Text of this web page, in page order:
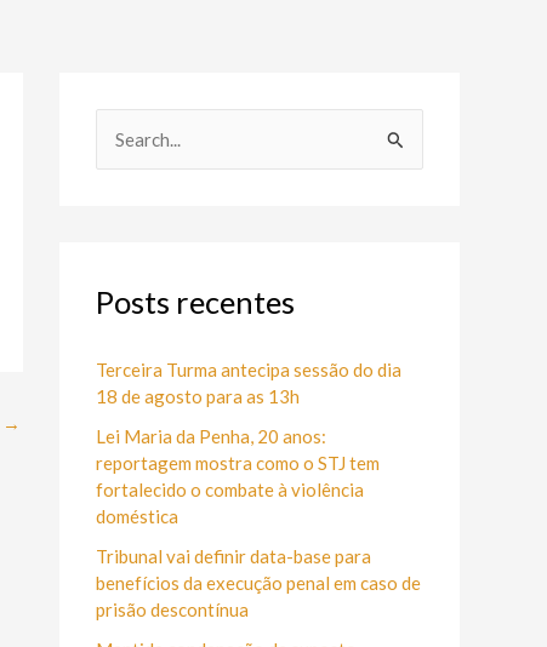
→
u
s
a
r
p
o
r
:
Posts recentes
Terceira Turma antecipa sessão do dia
18 de agosto para as 13h
Lei Maria da Penha, 20 anos:
reportagem mostra como o STJ tem
fortalecido o combate à violência
doméstica
Tribunal vai definir data-base para
benefícios da execução penal em caso de
prisão descontínua